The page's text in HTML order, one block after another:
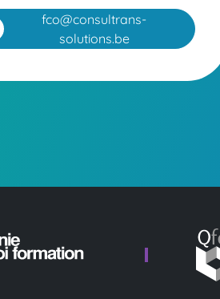
fco@consultrans-
solutions.be